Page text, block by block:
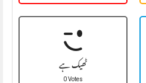
ٹھیک ہے
0 Votes